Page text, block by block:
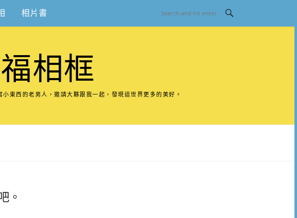
相片書
相框
東西的老男人，邀請大夥跟我一起，發現這世界更多的美好。
。